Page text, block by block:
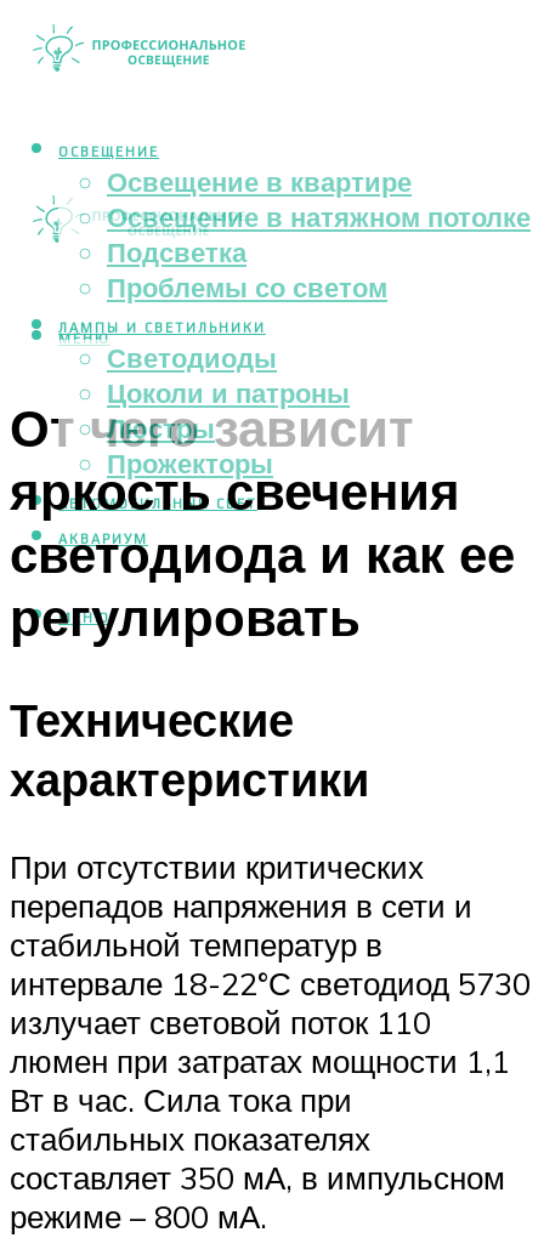
ОСВЕЩЕНИЕ
Освещение в квартире
Освещение в натяжном потолке
Подсветка
Проблемы со светом
ЛАМПЫ И СВЕТИЛЬНИКИ
Светодиоды
Цоколи и патроны
Люстры
Прожекторы
АВТОМОБИЛЬНЫЙ СВЕТ
АКВАРИУМ
МЕНЮ
МЕНЮ
От чего зависит
яркость свечения
светодиода и как ее
регулировать
Технические
характеристики
При отсутствии критических
перепадов напряжения в сети и
стабильной температур в
интервале 18-22°С светодиод 5730
излучает световой поток 110
люмен при затратах мощности 1,1
Вт в час. Сила тока при
стабильных показателях
составляет 350 мА, в импульсном
режиме – 800 мА.